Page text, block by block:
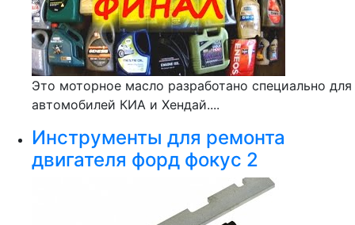
Это моторное масло разработано специально для
автомобилей КИА и Хендай....
Инструменты для ремонта
двигателя форд фокус 2